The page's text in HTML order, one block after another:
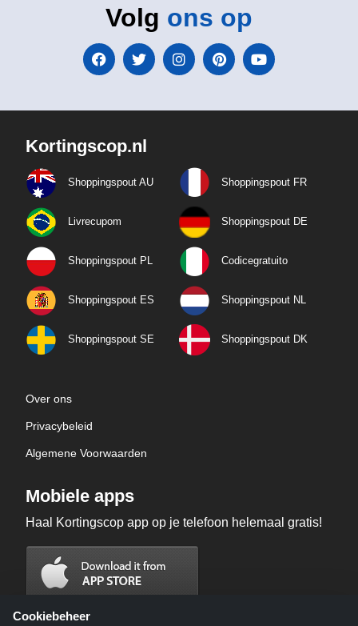
Volg ons op
Kortingscop.nl
Shoppingspout AU Shoppingspout FR
Livrecupom Shoppingspout DE
Shoppingspout PL Codicegratuito
Shoppingspout ES Shoppingspout NL
Shoppingspout SE Shoppingspout DK
Over ons
Privacybeleid
Algemene Voorwaarden
Mobiele apps
Haal Kortingscop app op je telefoon helemaal gratis!
Cookiebeheer